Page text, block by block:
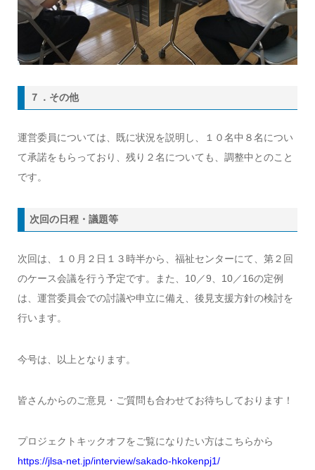
７．その他
運営委員については、既に状況を説明し、１０名中８名につい
て承諾をもらっており、残り２名についても、調整中とのこと
です。
次回の日程・議題等
次回は、１０月２日１３時半から、福祉センターにて、第２回
のケース会議を行う予定です。また、10／9、10／16の定例
は、運営委員会での討議や申立に備え、後見支援方針の検討を
行います。
今号は、以上となります。
皆さんからのご意見・ご質問も合わせてお待ちしております！
プロジェクトキックオフをご覧になりたい方はこちらから
https://jlsa-net.jp/interview/sakado-hkokenpj1/